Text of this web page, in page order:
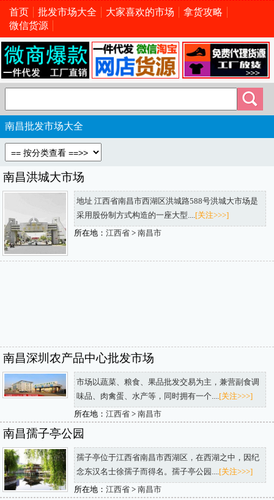
首页 批发市场大全 大家喜欢的市场
拿货攻略
微信货源
南昌批发市场大全
南昌洪城大市场
地址 江西省南昌市西湖区洪城路588号洪城大市场是
采用股份制方式构造的一座大型.... [关注>>>]
所在地： 江西省> 南昌市
南昌深圳农产品中心批发市场
市场以蔬菜、粮食、果品批发交易为主，兼营副食调
味品、肉禽蛋、水产等，同时拥有一个.... [关注>>>]
所在地： 江西省> 南昌市
南昌孺子亭公园
孺子亭位于江西省南昌市西湖区，在西湖之中，因纪
念东汉名士徐孺子而得名。孺子亭公园.... [关注>>>]
所在地： 江西省> 南昌市